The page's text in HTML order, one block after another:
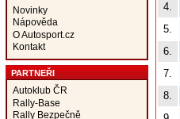
Novinky
Nápověda
O Autosport.cz
Kontakt
PARTNEŘI
Autoklub ČR
Rally-Base
Rally Bezpečně
4.
5.
6.
7.
8.